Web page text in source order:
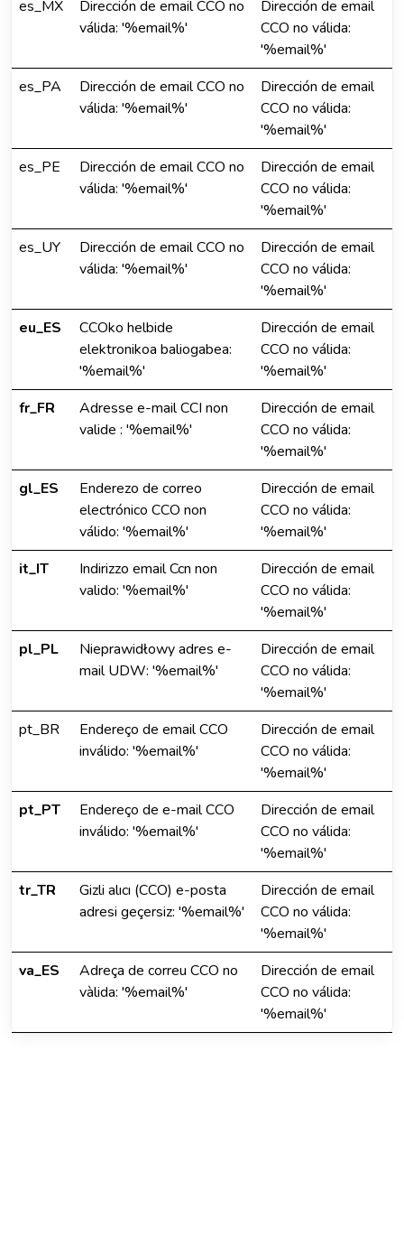
es_MX
Dirección de email CCO no
válida: '%email%'
Dirección de email
CCO no válida:
'%email%'
es_PA
Dirección de email CCO no
válida: '%email%'
Dirección de email
CCO no válida:
'%email%'
es_PE
Dirección de email CCO no
válida: '%email%'
Dirección de email
CCO no válida:
'%email%'
es_UY
Dirección de email CCO no
válida: '%email%'
Dirección de email
CCO no válida:
'%email%'
eu_ES
CCOko helbide
elektronikoa baliogabea:
'%email%'
Dirección de email
CCO no válida:
'%email%'
fr_FR
Adresse e-mail CCI non
valide : '%email%'
Dirección de email
CCO no válida:
'%email%'
gl_ES
Enderezo de correo
electrónico CCO non
válido: '%email%'
Dirección de email
CCO no válida:
'%email%'
it_IT
Indirizzo email Ccn non
valido: '%email%'
Dirección de email
CCO no válida:
'%email%'
pl_PL
Nieprawidłowy adres e-
mail UDW: '%email%'
Dirección de email
CCO no válida:
'%email%'
pt_BR
Endereço de email CCO
inválido: '%email%'
Dirección de email
CCO no válida:
'%email%'
pt_PT
Endereço de e-mail CCO
inválido: '%email%'
Dirección de email
CCO no válida:
'%email%'
tr_TR
Gizli alıcı (CCO) e-posta
adresi geçersiz: '%email%'
Dirección de email
CCO no válida:
'%email%'
va_ES
Adreça de correu CCO no
vàlida: '%email%'
Dirección de email
CCO no válida:
'%email%'